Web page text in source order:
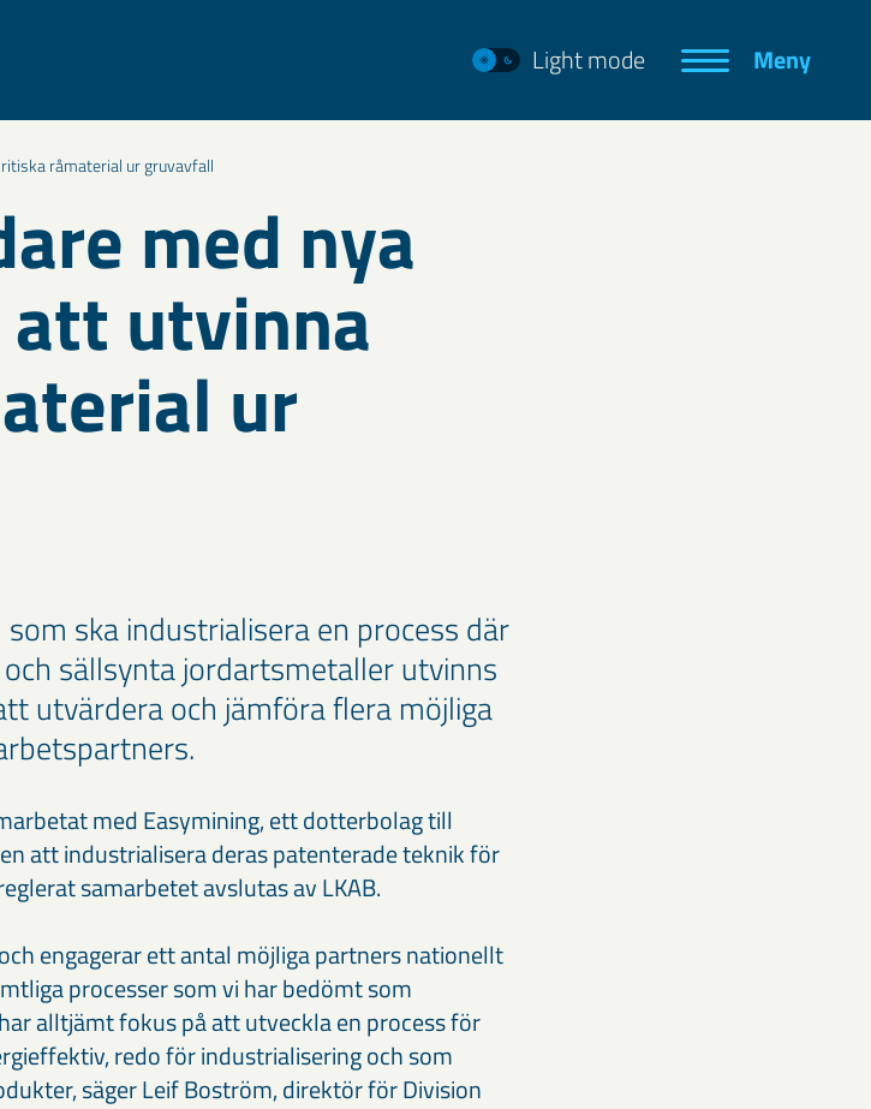
Light mode Meny
råmaterial ur gruvavfall
med nya
utvinna
ur
ska industrialisera en process där
sällsynta jordartsmetaller utvinns
utvärdera och jämföra flera möjliga
med Easymining, ett dotterbolag till
att industrialisera deras patenterade teknik för
samarbetet avslutas av LKAB.
engagerar ett antal möjliga partners nationellt
processer som vi har bedömt som
alltjämt fokus på att utveckla en process för
redo för industrialisering och som
säger Leif Boström, direktör för Division